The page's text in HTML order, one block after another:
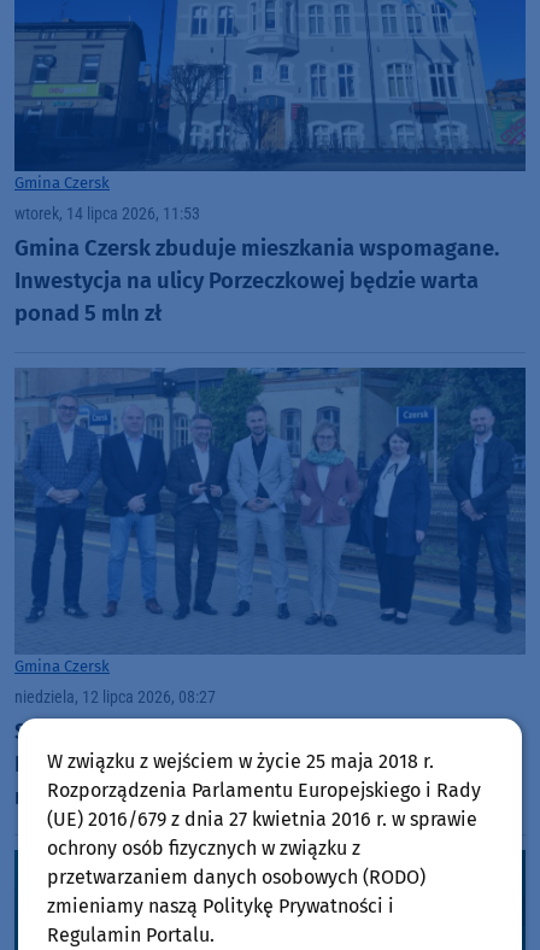
Gmina Czersk
wtorek, 14 lipca 2026, 11:53
Gmina Czersk zbuduje mieszkania wspomagane.
Inwestycja na ulicy Porzeczkowej będzie warta
ponad 5 mln zł
Gmina Czersk
niedziela, 12 lipca 2026, 08:27
Samorządowcy z kilku gmin spotkali się z dyrekcją
PKP PLK. Tematem były inwestycje kolejowe w
regionie
W związku z wejściem w życie 25 maja 2018 r.
Rozporządzenia Parlamentu Europejskiego i Rady
(UE) 2016/679 z dnia 27 kwietnia 2016 r. w sprawie
ochrony osób fizycznych w związku z
przetwarzaniem danych osobowych (RODO)
zmieniamy naszą Politykę Prywatności i
Regulamin Portalu.